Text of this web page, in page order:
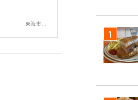
東海市,知多市,阿久比町,武豊町,美浜町,南知多町